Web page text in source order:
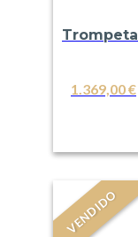
1.369,00€
VENDIDO